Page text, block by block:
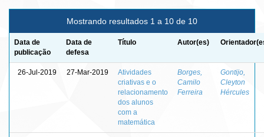
Mostrando resultados 1 a 10 de 10
Data de
publicação
Data de
defesa
Título Autor(es)
26-Jul-2019 27-Mar-2019
Atividades
criativas e o
relacionamento
dos alunos
com a
matemática
Borges,
Camilo
Ferreira
Gontijo,
Cleyton
Hércules